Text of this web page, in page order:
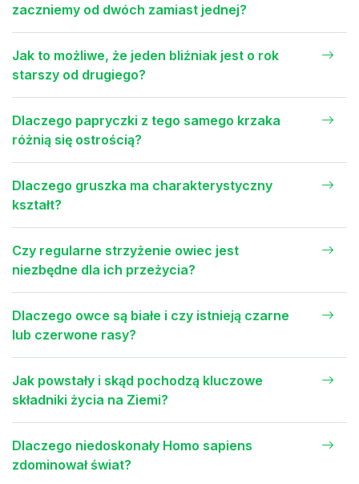
zaczniemy od dwóch zamiast jednej?
Jak to możliwe, że jeden bliźniak jest o rok
starszy od drugiego?
Dlaczego papryczki z tego samego krzaka
różnią się ostrością?
Dlaczego gruszka ma charakterystyczny
kształt?
Czy regularne strzyżenie owiec jest
niezbędne dla ich przeżycia?
Dlaczego owce są białe i czy istnieją czarne
lub czerwone rasy?
Jak powstały i skąd pochodzą kluczowe
składniki życia na Ziemi?
Dlaczego niedoskonały Homo sapiens
zdominował świat?